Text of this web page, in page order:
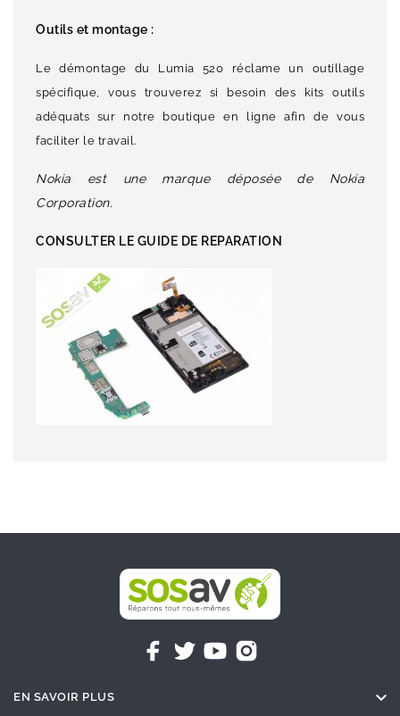
Outils et montage :
Le démontage du Lumia 520 réclame un outillage
spécifique, vous trouverez si besoin des kits outils
adéquats sur notre boutique en ligne afin de vous
faciliter le travail.
Nokia est une marque déposée de Nokia
Corporation.
CONSULTER LE GUIDE DE REPARATION
EN SAVOIR PLUS 